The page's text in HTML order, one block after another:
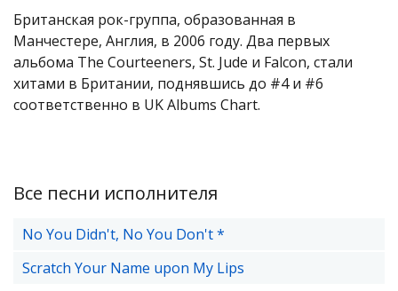
Британская рок-группа, образованная в
Манчестере, Англия, в 2006 году. Два первых
альбома The Courteeners, St. Jude и Falcon, стали
хитами в Британии, поднявшись до #4 и #6
соответственно в UK Albums Chart.
Все песни исполнителя
No You Didn't, No You Don't *
Scratch Your Name upon My Lips